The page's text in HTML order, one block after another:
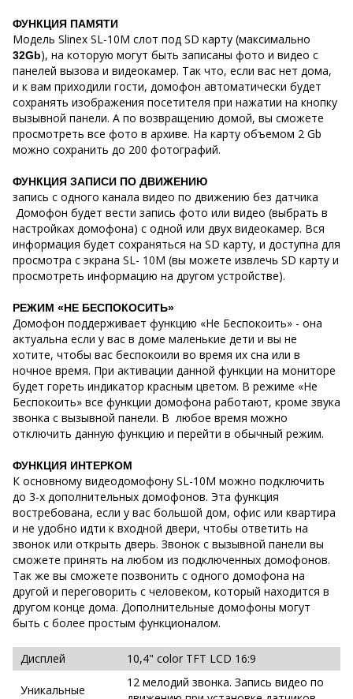
ФУНКЦИЯ ПАМЯТИ
Модель Slinex SL-10M слот под SD карту (максимально
32Gb), на которую могут быть записаны фото и видео с
панелей вызова и видеокамер. Так что, если вас нет дома,
и к вам приходили гости, домофон автоматически будет
сохранять изображения посетителя при нажатии на кнопку
вызывной панели. А по возвращению домой, вы сможете
просмотреть все фото в архиве. На карту объемом 2 Gb
можно сохранить до 200 фотографий.
ФУНКЦИЯ ЗАПИСИ ПО ДВИЖЕНИЮ
запись с одного канала видео по движению без датчика
Домофон будет вести запись фото или видео (выбрать в
настройках домофона) с одной или двух видеокамер. Вся
информация будет сохраняться на SD карту, и доступна для
просмотра с экрана SL- 10M (вы можете извлечь SD карту и
просмотреть информацию на другом устройстве).
РЕЖИМ «НЕ БЕСПОКОСИТЬ»
Домофон поддерживает функцию «Не Беспокоить» - она
актуальна если у вас в доме маленькие дети и вы не
хотите, чтобы вас беспокоили во время их сна или в
ночное время. При активации данной функции на мониторе
будет гореть индикатор красным цветом. В режиме «Не
Беспокоить» все функции домофона работают, кроме звука
звонка с вызывной панели. В любое время можно
отключить данную функцию и перейти в обычный режим.
ФУНКЦИЯ ИНТЕРКОМ
К основному видеодомофону SL-10M можно подключить
до 3-х дополнительных домофонов. Эта функция
востребована, если у вас большой дом, офис или квартира
и не удобно идти к входной двери, чтобы ответить на
звонок или открыть дверь. Звонок с вызывной панели вы
сможете принять на любом из подключенных домофонов.
Так же вы сможете позвонить с одного домофона на
другой и переговорить с человеком, который находится в
другом конце дома. Дополнительные домофоны могут
быть с более простым функционалом.
Дисплей 10,4" color TFT LCD 16:9
Уникальные
12 мелодий звонка. Запись видео по